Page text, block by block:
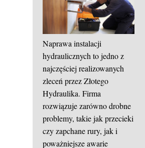
Naprawa instalacji
hydraulicznych to jedno z
najczęściej realizowanych
zleceń przez Złotego
Hydraulika. Firma
rozwiązuje zarówno drobne
problemy, takie jak przecieki
czy zapchane rury, jak i
poważniejsze awarie